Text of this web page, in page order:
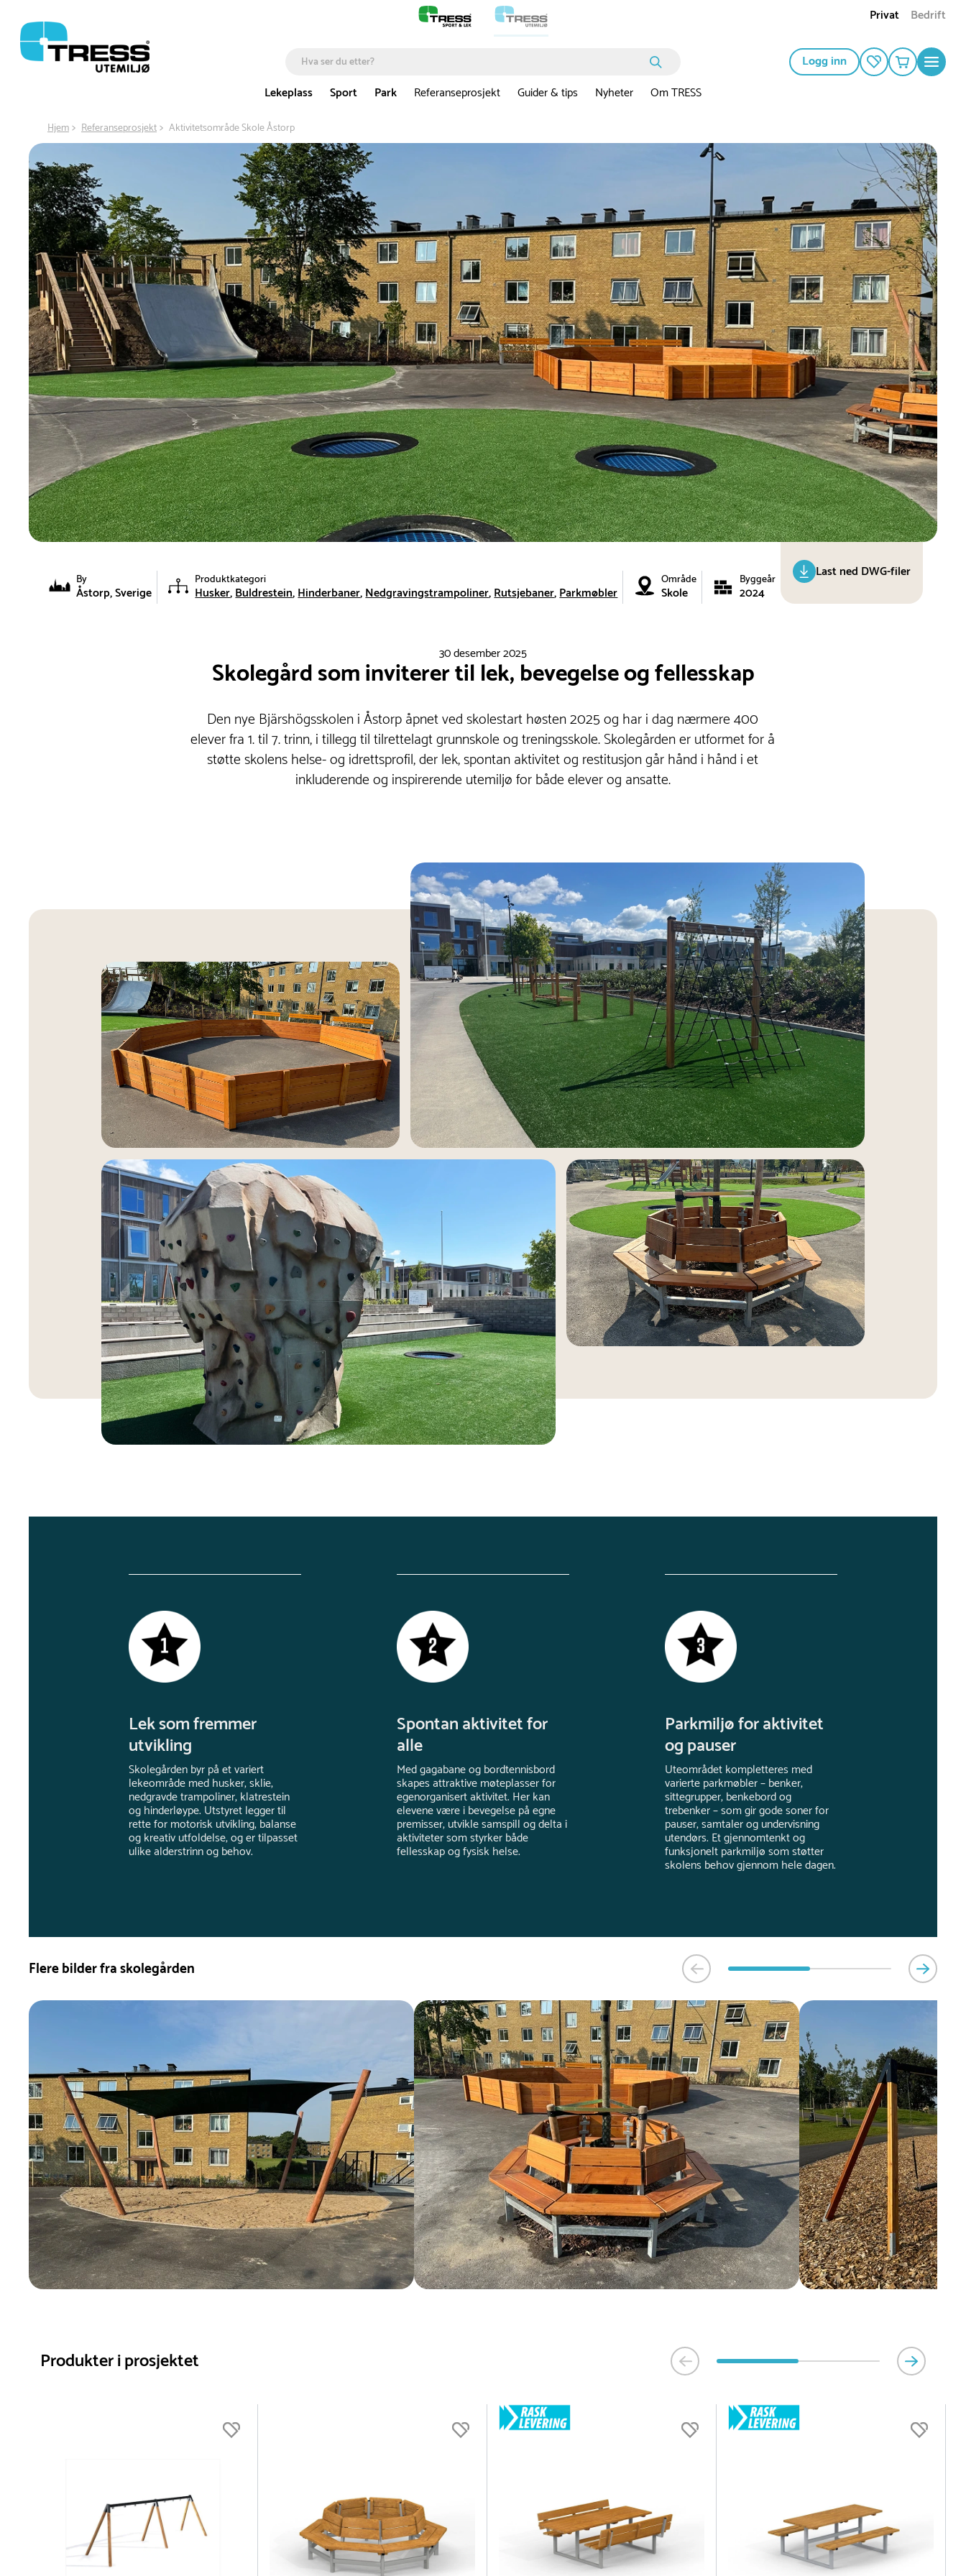
Privat Bedrift
Logg inn
Lekeplass
Sport Park Referanseprosjekt Guider & tips Nyheter Om TRESS
Hjem Referanseprosjekt Aktivitetsområde Skole Åstorp
By
Åstorp, Sverige
Produktkategori
Husker Buldrestein Hinderbaner Nedgravingstrampoliner Rutsjebaner Parkmøbler
Område
Skole
Byggeår
2024
Last ned DWG-filer
30 desember 2025
Skolegård som inviterer til lek, bevegelse og fellesskap
Den nye Bjärshögsskolen i Åstorp åpnet ved skolestart høsten 2025 og har i dag nærmere 400
elever fra 1. til 7. trinn, i tillegg til tilrettelagt grunnskole og treningsskole. Skolegården er utformet for å
støtte skolens helse- og idrettsprofil, der lek, spontan aktivitet og restitusjon går hånd i hånd i et
inkluderende og inspirerende utemiljø for både elever og ansatte.
Lek som fremmer
utvikling
Skolegården byr på et variert
lekeområde med husker, sklie,
nedgravde trampoliner, klatrestein
og hinderløype. Utstyret legger til
rette for motorisk utvikling, balanse
og kreativ utfoldelse, og er tilpasset
ulike alderstrinn og behov.
Spontan aktivitet for
alle
Med gagabane og bordtennisbord
skapes attraktive møteplasser for
egenorganisert aktivitet. Her kan
elevene være i bevegelse på egne
premisser, utvikle samspill og delta i
aktiviteter som styrker både
fellesskap og fysisk helse.
Parkmiljø for aktivitet
og pauser
Uteområdet kompletteres med
varierte parkmøbler – benker,
sittegrupper, benkebord og
trebenker – som gir gode soner for
pauser, samtaler og undervisning
utendørs. Et gjennomtenkt og
funksjonelt parkmiljø som støtter
skolens behov gjennom hele dagen.
Flere bilder fra skolegården
Produkter i prosjektet